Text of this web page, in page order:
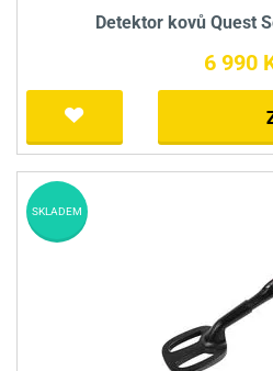
Detektor kovů Quest
6 990
SKLADEM